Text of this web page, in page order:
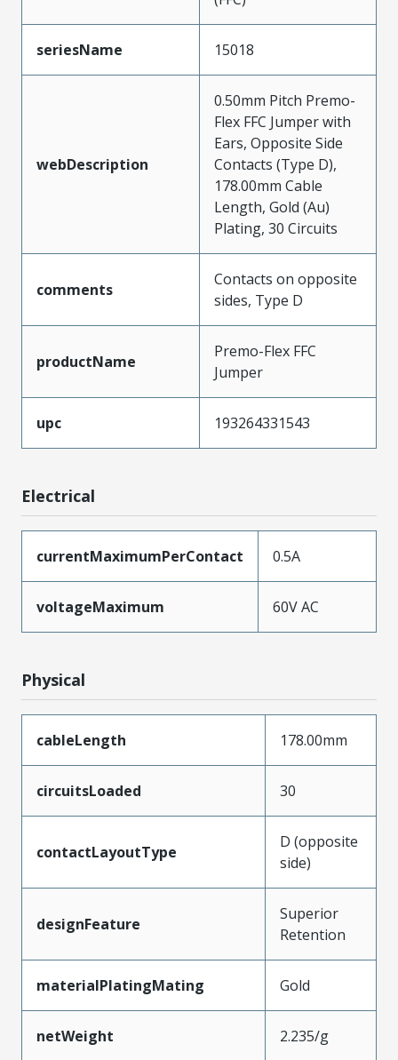
seriesName 15018
webDescription
0.50mm Pitch Premo-
Flex FFC Jumper with
Ears, Opposite Side
Contacts (Type D),
178.00mm Cable
Length, Gold (Au)
Plating, 30 Circuits
comments
Contacts on opposite
sides, Type D
productName
Premo-Flex FFC
Jumper
upc 193264331543
Electrical
currentMaximumPerContact 0.5A
voltageMaximum 60V AC
Physical
cableLength 178.00mm
circuitsLoaded 30
contactLayoutType
D (opposite
side)
designFeature
Superior
Retention
materialPlatingMating Gold
netWeight 2.235/g